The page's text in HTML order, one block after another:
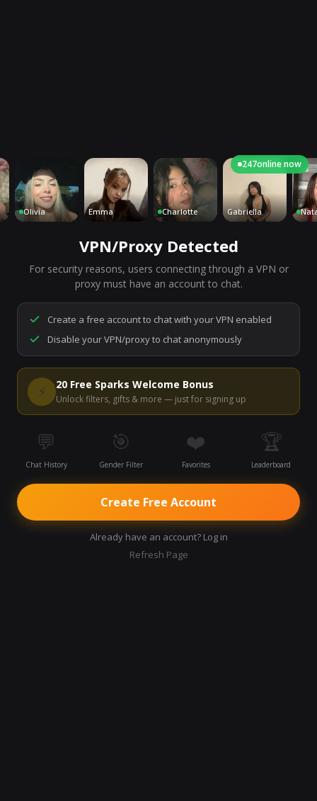
7,238people are live right now
Ready to go.
Start a chat to meet someone.
Start Video Chat
Olivia Emma Charlotte Gabriella
247online now
VPN/Proxy Detected
For security reasons, users connecting through a VPN or
proxy must have an account to chat.
Create a free account to chat with your VPN enabled
Disable your VPN/proxy to chat anonymously
⚡ 20 Free Sparks Welcome Bonus
Unlock filters, gifts & more — just for signing up
💬
Chat History
🎯
Gender Filter
❤️
Favorites
🏆
Leaderboard
Create Free Account
Already have an account? Log in
Refresh Page